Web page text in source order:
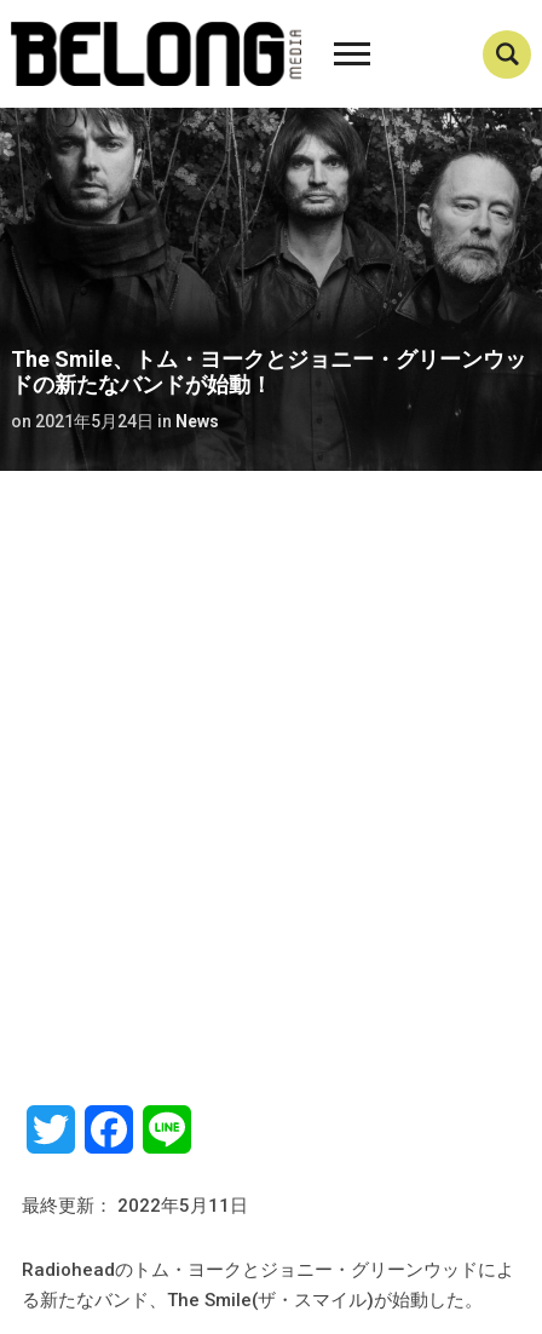
The Smile、トム・ヨークとジョニー・グリーンウッ
ドの新たなバンドが始動！
on 2021年5月24日 in News
Twitter Facebook
最終更新： 2022年5月11日
Radioheadのトム・ヨークとジョニー・グリーンウッドによ
る新たなバンド、The Smile(ザ・スマイル)が始動した。